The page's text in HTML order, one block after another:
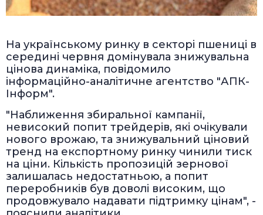
На українському ринку в секторі пшениці в
середині червня домінувала знижувальна
цінова динаміка, повідомило
інформаційно-аналітичне агентство "АПК-
Інформ".
"Наближення збиральної кампанії,
невисокий попит трейдерів, які очікували
нового врожаю, та знижувальний ціновий
тренд на експортному ринку чинили тиск
на ціни. Кількість пропозицій зернової
залишалась недостатньою, а попит
переробників був доволі високим, що
продовжувало надавати підтримку цінам", -